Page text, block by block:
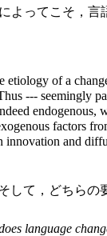
よってこそ，
etiology of a
--- seemingly
factors
innovation and
て，どちらの
language